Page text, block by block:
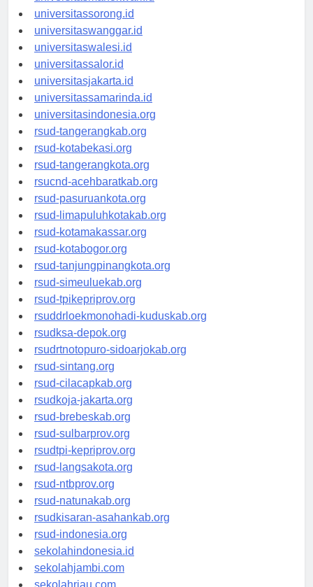
universitassorong.id
universitaswanggar.id
universitaswalesi.id
universitassalor.id
universitasjakarta.id
universitassamarinda.id
universitasindonesia.org
rsud-tangerangkab.org
rsud-kotabekasi.org
rsud-tangerangkota.org
rsucnd-acehbaratkab.org
rsud-pasuruankota.org
rsud-limapuluhkotakab.org
rsud-kotamakassar.org
rsud-kotabogor.org
rsud-tanjungpinangkota.org
rsud-simeuluekab.org
rsud-tpikepriprov.org
rsuddrloekmonohadi-kuduskab.org
rsudksa-depok.org
rsudrtnotopuro-sidoarjokab.org
rsud-sintang.org
rsud-cilacapkab.org
rsudkoja-jakarta.org
rsud-brebeskab.org
rsud-sulbarprov.org
rsudtpi-kepriprov.org
rsud-langsakota.org
rsud-ntbprov.org
rsud-natunakab.org
rsudkisaran-asahankab.org
rsud-indonesia.org
sekolahindonesia.id
sekolahjambi.com
sekolahriau.com